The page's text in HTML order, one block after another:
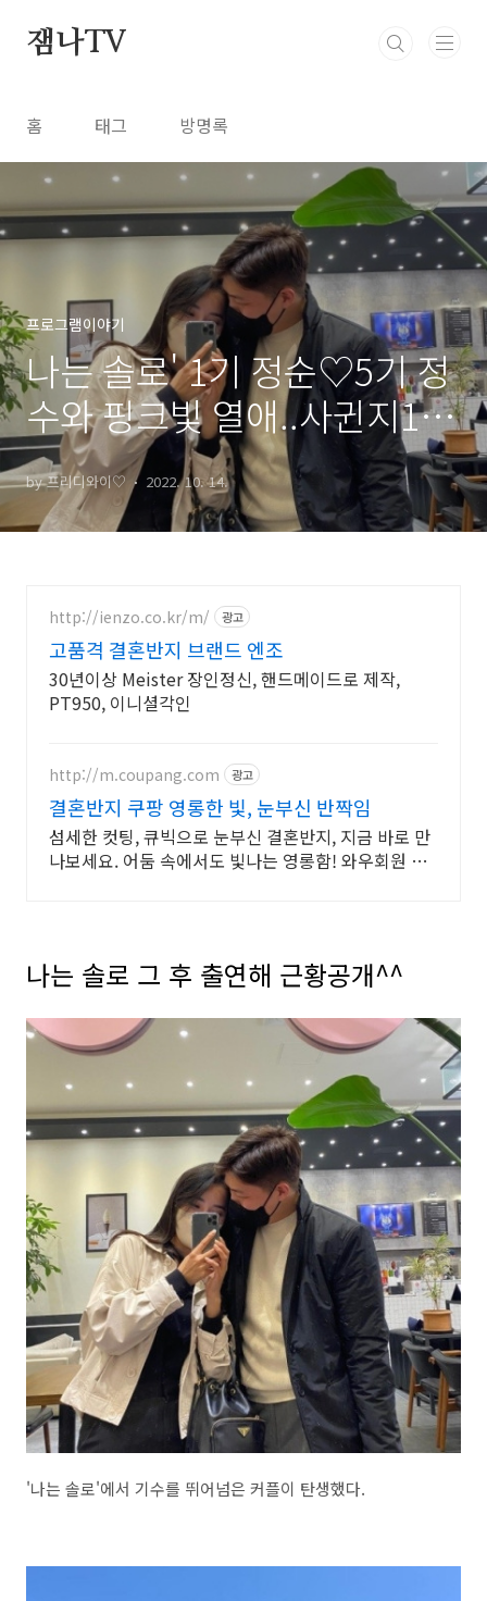
잼나TV
홈 태그 방명록
프로그램이야기
나는 솔로' 1기 정순♡5기 정
수와 핑크빛 열애..사귄지120
일 넘었다
by 프리디와이♡ 2022. 10. 14.
http://ienzo.co.kr/m/ 광고
고품격 결혼반지 브랜드 엔조
30년이상 Meister 장인정신, 핸드메이드로 제작,
PT950, 이니셜각인
http://m.coupang.com 광고
결혼반지 쿠팡 영롱한 빛, 눈부신 반짝임
섬세한 컷팅, 큐빅으로 눈부신 결혼반지, 지금 바로 만
나보세요. 어둠 속에서도 빛나는 영롱함! 와우회원 무
나는 솔로 그 후 출연해 근황공개^^
'나는 솔로'에서 기수를 뛰어넘은 커플이 탄생했다.